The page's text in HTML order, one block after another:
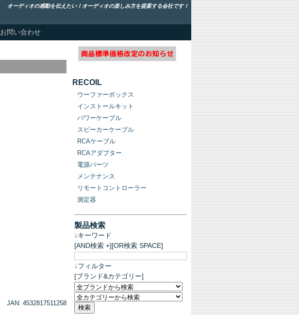
オーディオの感動を伝えたい！オーディオの楽しみ方を提案する会社です！
お問い合わせ
JAN: 4532817511258
RECOIL
ウーファーボックス
インストールキット
パワーケーブル
スピーカーケーブル
RCAケーブル
RCAアダプター
電源パーツ
メンテナンス
リモートコントローラー
測定器
製品検索
↓キーワード
[AND検索 +][OR検索 SPACE]
↓フィルター
[ブランド&カテゴリー]